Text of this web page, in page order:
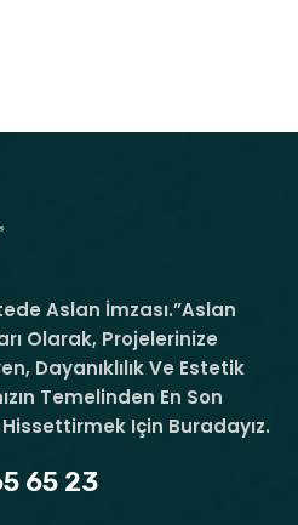
Aslan İmzası.”Aslan
Olarak, Projelerinize
Dayanıklılık Ve Estetik
Temelinden En Son
Için Buradayız.
65 23